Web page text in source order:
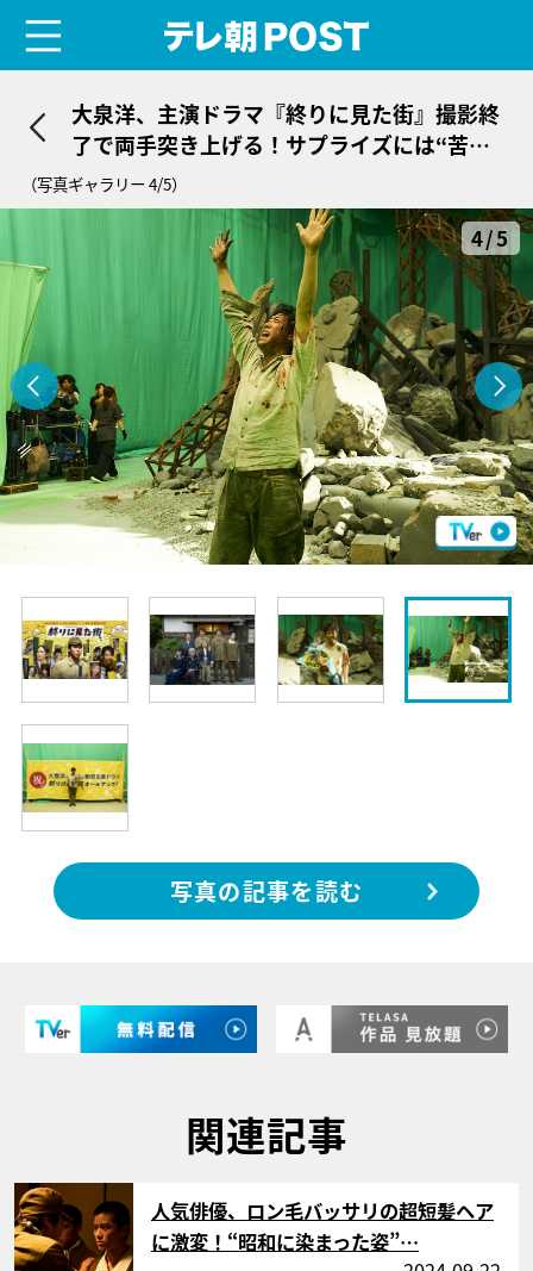
大泉洋、主演ドラマ『終りに見た街』撮影終
了で両手突き上げる！サプライズには“苦
言”も
（写真ギャラリー 4/5）
4/5
写真の記事を読む
関連記事
サムネイル
人気俳優、ロン毛バッサリの超短髪ヘア
に激変！“昭和に染まった姿”…